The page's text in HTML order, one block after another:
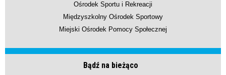
Ośrodek Sportu i Rekreacji
Międzyszkolny Ośrodek Sportowy
Miejski Ośrodek Pomocy Społecznej
Bądź na bieżąco